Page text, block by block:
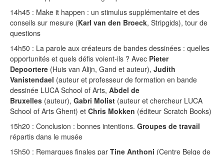
14h45 : Make it happen : un stimulus supplémentaire et des
conseils sur mesure (Karl van den Broeck, Stripgids), tour de
questions
14h50 : La parole aux créateurs de bandes dessinées : quelles
opportunités et quels défis voient-ils ? Avec Pieter
Depoortere (Huis van Alijn, Gand et auteur), Judith
Vanistendael (auteur et professeur de formation en bande
dessinée LUCA School of Arts, Abdel de
Bruxelles (auteur), Gabri Molist (auteur et chercheur LUCA
School of Arts Ghent) et Chris Mokken (éditeur Scratch Books)
15h20 : Conclusion : bonnes intentions. Groupes de travail
répartis dans le musée
15h50 : Remarques finales par Tine Anthoni (Centre Belge de